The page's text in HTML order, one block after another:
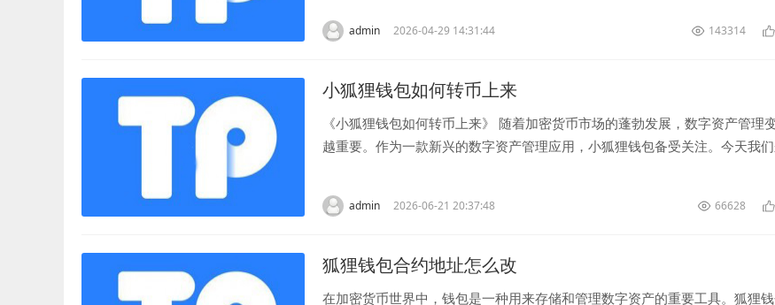
admin 2026-04-29 14:31:44 143314
小狐狸钱包如何转币上来
《小狐狸钱包如何转币上来》 随着加密货币市场的蓬勃发展，数字资产管理
越重要。作为一款新兴的数字资产管理应用，小狐狸钱包备受关注。今天我
admin 2026-06-21 20:37:48 66628
狐狸钱包合约地址怎么改
在加密货币世界中，钱包是一种用来存储和管理数字资产的重要工具。狐狸